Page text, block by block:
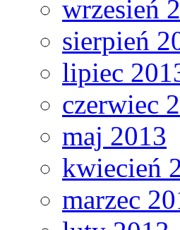
wrzesień
sierpień
lipiec
czerwiec
maj 2013
kwiecień
marzec